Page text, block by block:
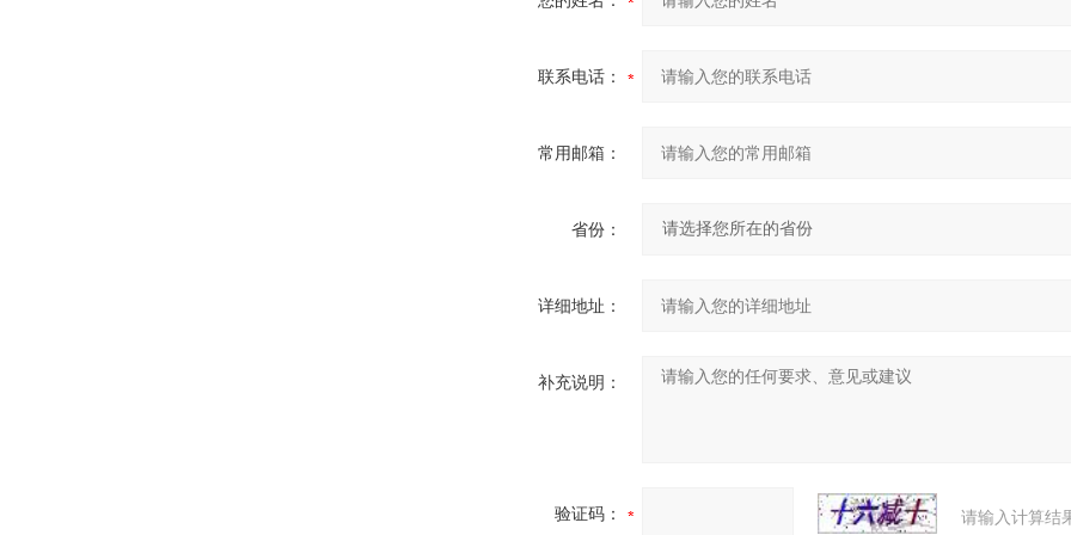
联系电话：
常用邮箱：
省份：
详细地址：
补充说明：
验证码： 请输入计算结